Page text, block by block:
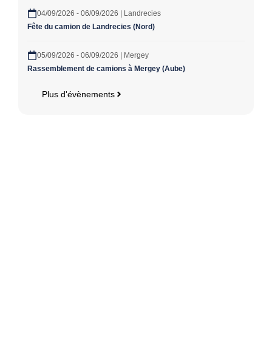
04/09/2026 - 06/09/2026 | Landrecies
Fête du camion de Landrecies (Nord)
05/09/2026 - 06/09/2026 | Mergey
Rassemblement de camions à Mergey (Aube)
Plus d'évènements